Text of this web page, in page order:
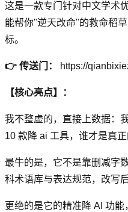
这是一款专门针对中文学术
能帮你"逆天改命"的救命稻
标。
👉 传送门： https://
【核心亮点】：
我不整虚的，直接上数据：
10 款降 ai 工具，谁才是真
最牛的是，它不是靠删减字
科术语库与表达规范，改写
更绝的是它的精准降 AI 功